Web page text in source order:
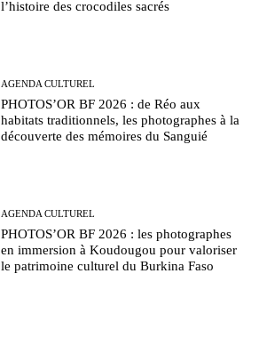
l’histoire des crocodiles sacrés
AGENDA CULTUREL
PHOTOS’OR BF 2026 : de Réo aux
habitats traditionnels, les photographes à la
découverte des mémoires du Sanguié
AGENDA CULTUREL
PHOTOS’OR BF 2026 : les photographes
en immersion à Koudougou pour valoriser
le patrimoine culturel du Burkina Faso